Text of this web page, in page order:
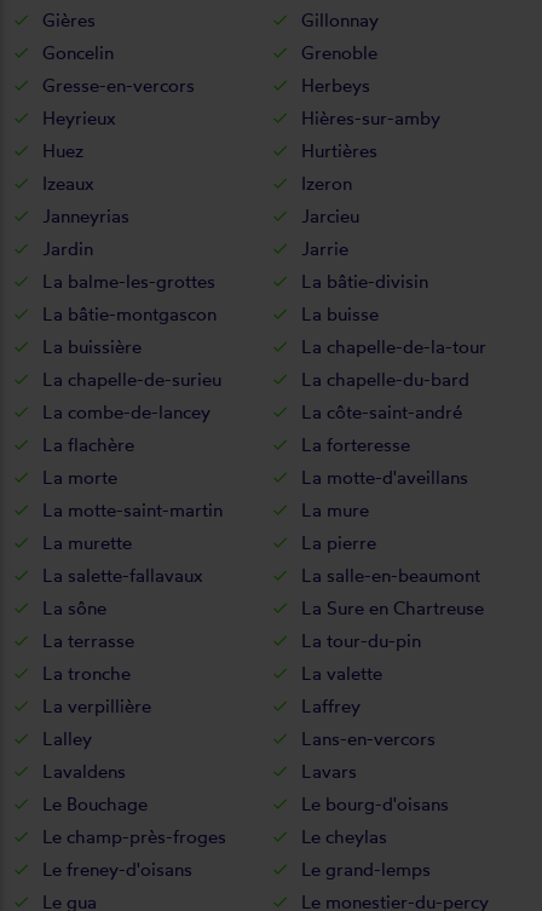
Gières
Gillonnay
Goncelin
Grenoble
Gresse-en-vercors
Herbeys
Heyrieux
Hières-sur-amby
Huez
Hurtières
Izeaux
Izeron
Janneyrias
Jarcieu
Jardin
Jarrie
La balme-les-grottes
La bâtie-divisin
La bâtie-montgascon
La buisse
La buissière
La chapelle-de-la-tour
La chapelle-de-surieu
La chapelle-du-bard
La combe-de-lancey
La côte-saint-andré
La flachère
La forteresse
La morte
La motte-d'aveillans
La motte-saint-martin
La mure
La murette
La pierre
La salette-fallavaux
La salle-en-beaumont
La sône
La Sure en Chartreuse
La terrasse
La tour-du-pin
La tronche
La valette
La verpillière
Laffrey
Lalley
Lans-en-vercors
Lavaldens
Lavars
Le Bouchage
Le bourg-d'oisans
Le champ-près-froges
Le cheylas
Le freney-d'oisans
Le grand-lemps
Le gua
Le monestier-du-percy